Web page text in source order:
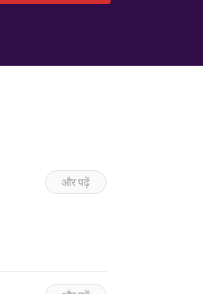
और पढ़ें